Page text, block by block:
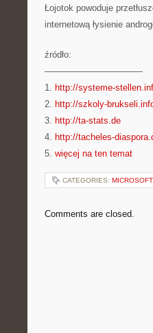
Łojotok powoduje
internetową łysienie
źródło:
———————————
1. http://systeme-
2. http://szkoly-
3. http://ta-stats.de
4. http://tacheles-
5. więcej na ten temat
CATEGORIES: MICROSOFT
Comments are closed.